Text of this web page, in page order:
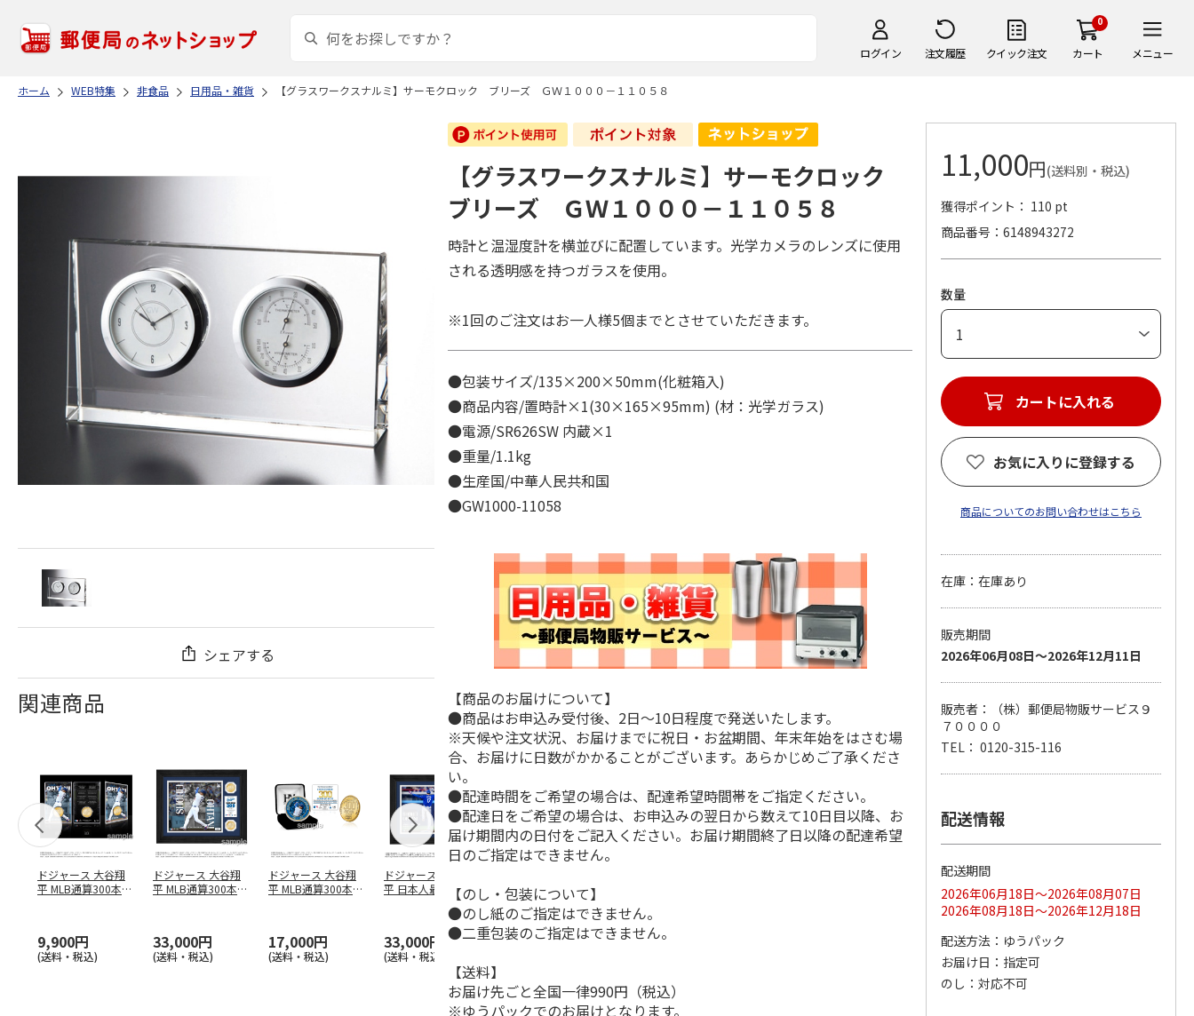
ログイン 注文履歴 クイック注文
0
カート メニュー
ホーム WEB特集 非食品 日用品・雑貨 【グラスワークスナルミ】サーモクロック ブリーズ ＧＷ１０００－１１０５８
シェアする
関連商品
ドジャース 大谷翔
平 MLB通算300本塁
9,900円
(送料・税込)
ドジャース 大谷翔
平 MLB通算300本塁
33,000円
(送料・税込)
ドジャース 大谷翔
平 MLB通算300本塁
17,000円
(送料・税込)
ドジャース 大谷翔
平 日本人最多53試
合連続出塁記念 ダ
33,000円
(送料・税込)
谷翔平 2026 NL 3・
4月投手…
33,000円
イ…
9,900円
ドジャース 大谷翔
平 日本人最多53試
合連続出塁記念 シ
ル…
17,000円
(送料・税込)
谷翔平 2026 NL 3・
4月投手…
【グラスワークスナルミ】サーモクロック
ブリーズ ＧＷ１０００－１１０５８
時計と温湿度計を横並びに配置しています。光学カメラのレンズに使用
される透明感を持つガラスを使用。
※1回のご注文はお一人様5個までとさせていただきます。
●包装サイズ/135×200×50mm(化粧箱入)
●商品内容/置時計×1(30×165×95mm) (材：光学ガラス)
●電源/SR626SW 内蔵×1
●重量/1.1kg
●生産国/中華人民共和国
●GW1000-11058
【商品のお届けについて】
●商品はお申込み受付後、2日～10日程度で発送いたします。
※天候や注文状況、お届けまでに祝日・お盆期間、年末年始をはさむ場
合、お届けに日数がかかることがございます。あらかじめご了承くださ
い。
●配達時間をご希望の場合は、配達希望時間帯をご指定ください。
●配達日をご希望の場合は、お申込みの翌日から数えて10日目以降、お
届け期間内の日付をご記入ください。お届け期間終了日以降の配達希望
日のご指定はできません。
【のし・包装について】
●のし紙のご指定はできません。
●二重包装のご指定はできません。
【送料】
お届け先ごと全国一律990円（税込）
※ゆうパックでのお届けとなります。
11,000円(送料別・税込)
獲得ポイント： 110 pt
商品番号
6148943272
数量
カートに入れる
お気に入りに登録する
商品についてのお問い合わせはこちら
在庫：在庫あり
販売期間
2026年06月08日～2026年12月11日
販売者：（株）郵便局物販サービス９
７００００
TEL： 0120-315-116
配送情報
配送期間
2026年06月18日～2026年08月07日
2026年08月18日～2026年12月18日
配送方法
ゆうパック
お届け日
指定可
のし
対応不可